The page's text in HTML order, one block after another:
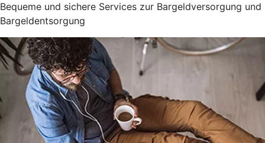
Bequeme und sichere Services zur Bargeldversorgung und
Bargeldentsorgung